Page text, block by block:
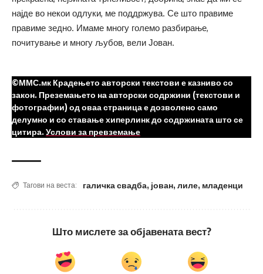
најде во некои одлуки, ме поддржува. Се што правиме
правиме зедно. Имаме многу големо разбирање,
почитување и многу љубов, вели Јован.
©ММС.мк Крадењето авторски текстови е казниво со
закон. Преземањето на авторски содржини (текстови и
фотографии) од оваа страница е дозволено само
делумно и со ставање хиперлинк до содржината што се
цитира. Услови за превземање
Тагови на веста: галичка свадба, јован, лиле, младенци
Што мислете за објавената вест?